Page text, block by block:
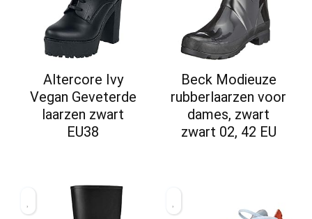
Altercore Ivy
Vegan Geveterde
laarzen zwart
EU38
Beck Modieuze
rubberlaarzen voor
dames, zwart
zwart 02, 42 EU